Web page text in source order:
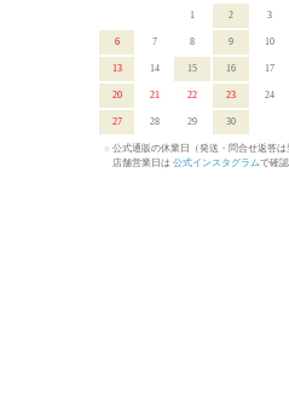
1 2 3
6 7 8 9 10
13 14 15 16 17
20 21 22 23 24
27 28 29 30
■ 公式通販の休業日（発送・問合せ返答は
店舗営業日は 公式インスタグラムで確